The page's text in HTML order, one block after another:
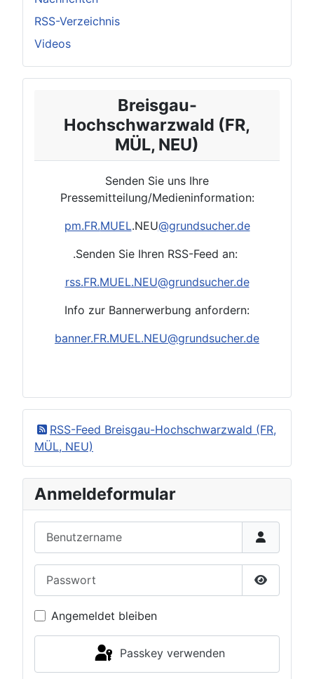
RSS-Verzeichnis
Videos
Breisgau-
Hochschwarzwald (FR,
MÜL, NEU)
Senden Sie uns Ihre
Pressemitteilung/Medieninformation:
pm.FR.MUEL.NEU@grundsucher.de
.Senden Sie Ihren RSS-Feed an:
rss.FR.MUEL.NEU@grundsucher.de
Info zur Bannerwerbung anfordern:
banner.FR.MUEL.NEU@grundsucher.de
RSS-Feed Breisgau-Hochschwarzwald (FR,
MÜL, NEU)
Anmeldeformular
Passwort
Angemeldet bleiben
Passkey verwenden